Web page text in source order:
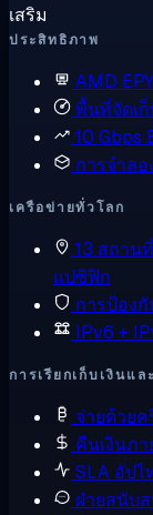
เสริม
ประสิทธิภาพ
AMD
พื้นที่จัดเ
10 Gbps
การจำลอ
เครือข่ายทั่วโลก
13 สถานที่
แปซิฟิก
การป้องกั
IPv6 +
การเรียกเก็บเงินแ
จ่ายด้วย
คืนเงินภ
SLA อัปไ
ฝ่ายสนับ